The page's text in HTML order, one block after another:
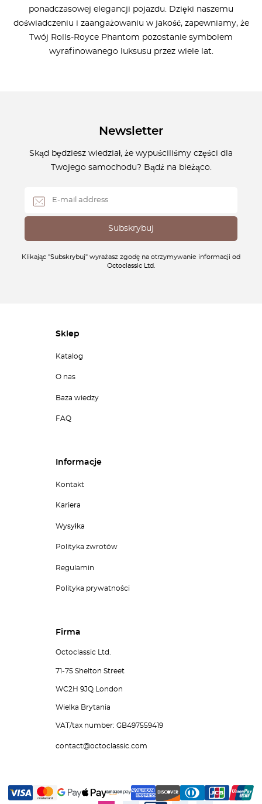
ponadczasowej elegancji pojazdu. Dzięki naszemu
doświadczeniu i zaangażowaniu w jakość, zapewniamy, że
Twój Rolls-Royce Phantom pozostanie symbolem
wyrafinowanego luksusu przez wiele lat.
Newsletter
Skąd będziesz wiedział, że wypuściliśmy części dla
Twojego samochodu? Bądź na bieżąco.
Klikając "Subskrybuj" wyrażasz zgodę na otrzymywanie informacji od
Octoclassic Ltd.
Sklep
Katalog
O nas
Baza wiedzy
FAQ
Informacje
Kontakt
Kariera
Wysyłka
Polityka zwrotów
Regulamin
Polityka prywatności
Firma
Octoclassic Ltd.
71-75 Shelton Street
WC2H 9JQ London
Wielka Brytania
VAT/tax number: GB497559419
contact@octoclassic.com